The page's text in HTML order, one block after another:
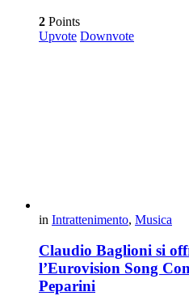
2 Points
Upvote Downvote
in Intrattenimento, Musica
Claudio Baglioni si
l’Eurovision Song
Peparini